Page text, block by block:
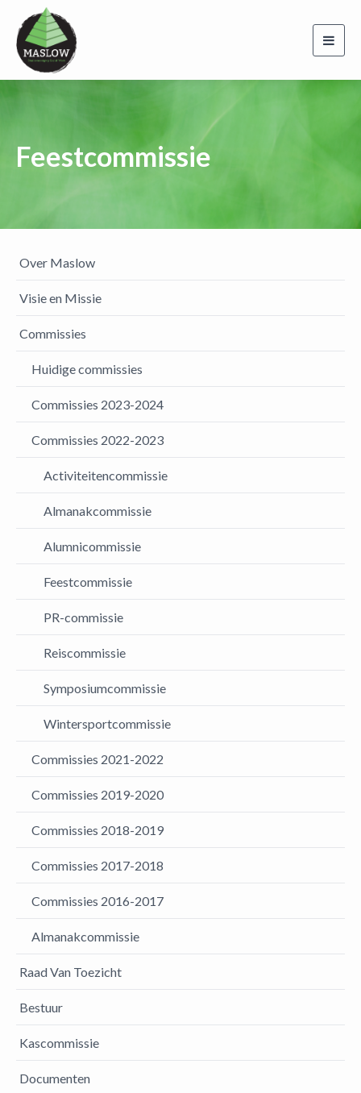
Feestcommissie
Over Maslow
Visie en Missie
Commissies
Huidige commissies
Commissies 2023-2024
Commissies 2022-2023
Activiteitencommissie
Almanakcommissie
Alumnicommissie
Feestcommissie
PR-commissie
Reiscommissie
Symposiumcommissie
Wintersportcommissie
Commissies 2021-2022
Commissies 2019-2020
Commissies 2018-2019
Commissies 2017-2018
Commissies 2016-2017
Almanakcommissie
Raad Van Toezicht
Bestuur
Kascommissie
Documenten